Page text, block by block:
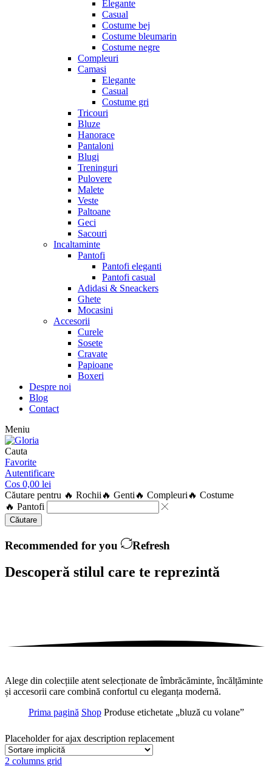
Elegante
Casual
Costume bej
Costume bleumarin
Costume negre
Compleuri
Camasi
Elegante
Casual
Costume gri
Tricouri
Bluze
Hanorace
Pantaloni
Blugi
Treninguri
Pulovere
Malete
Veste
Paltoane
Geci
Sacouri
Incaltaminte
Pantofi
Pantofi eleganti
Pantofi casual
Adidasi & Sneackers
Ghete
Mocasini
Accesorii
Curele
Sosete
Cravate
Papioane
Boxeri
Despre noi
Blog
Contact
Meniu
Cauta
Favorite
Autentificare
Cos 0,00 lei
Căutare pentru 🔥 Rochii 🔥 Genti 🔥 Compleuri 🔥 Costume
🔥 Pantofi
Căutare
Recommended for you Refresh
Descoperă stilul care te reprezintă
Alege din colecțiile atent selecționate de îmbrăcăminte, încălțăminte
și accesorii care combină confortul cu eleganța modernă.
Prima pagină Shop Produse etichetate „bluză cu volane”
Placeholder for ajax description replacement
2 columns grid